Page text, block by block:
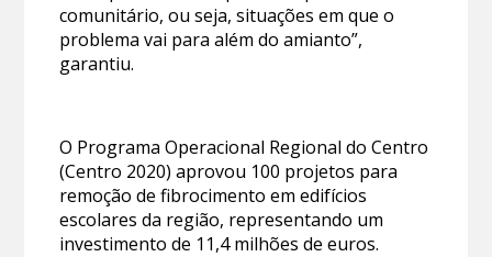
comunitário, ou seja, situações em que o
problema vai para além do amianto”,
garantiu.
O Programa Operacional Regional do Centro
(Centro 2020) aprovou 100 projetos para
remoção de fibrocimento em edifícios
escolares da região, representando um
investimento de 11,4 milhões de euros.